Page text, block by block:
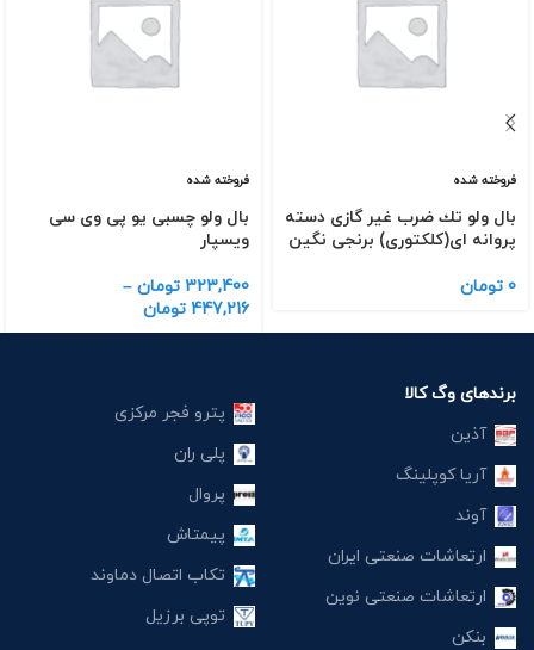
فروخته شده
بال ولو تك ضرب غیر گازی دسته
پروانه ای(كلكتوری) برنجی نگین
0 تومان
فروخته شده
بال ولو چسبی یو پی وی سی
ویسپار
323,400 تومان –
447,216 تومان
برندهای وگ کالا
آذین
آریا کوپلینگ
آوند
ارتعاشات صنعتی ایران
ارتعاشات صنعتی نوین
بنکن
پترو فجر مرکزی
پلی ران
پروال
پیمتاش
تکاب اتصال دماوند
توپی برزیل